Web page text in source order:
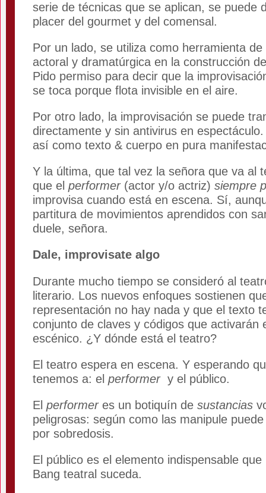
serie de técnicas que se aplican, se puede
placer del gourmet y del comensal.
Por un lado, se utiliza como herramienta
actoral y dramatúrgica en la construcción
Pido permiso para decir que la
se toca porque flota invisible en el aire.
Por otro lado, la improvisación se puede
directamente y sin antivirus en
así como texto & cuerpo en pura
Y la última, que tal vez la señora que va al
que el performer(actor y/o actriz) siempre
improvisa cuando está en escena. Sí,
partitura de movimientos aprendidos con
duele, señora.
Dale, improvisate algo
Durante mucho tiempo se consideró al
literario. Los nuevos enfoques sostienen
representación no hay nada y que el texto
conjunto de claves y códigos que activarán
escénico. ¿Y dónde está el teatro?
El teatro espera en escena. Y esperando
tenemos a: el performery el público.
El performeres un botiquín de sustancias
peligrosas: según como las manipule
por sobredosis.
El público es el elemento indispensable
Bang teatral suceda.